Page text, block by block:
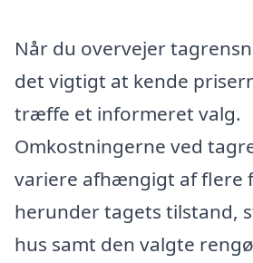
Når du overvejer
det vigtigt at kende
træffe et informeret valg.
Omkostningerne ved
variere afhængigt af flere
herunder tagets tilstand,
hus samt den valgte